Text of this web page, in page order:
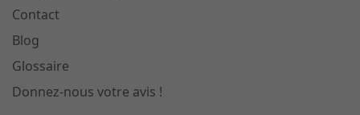
Contact
Blog
Glossaire
Donnez-nous votre avis !